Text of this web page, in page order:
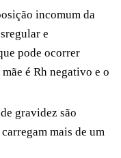
incomum da
e
pode ocorrer
é Rh negativo e o
gravidez são
mais de um